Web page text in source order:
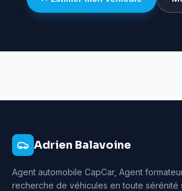
Adrien Balavoine
Agent automobile CapCar, Agent
recherche de véhicules en toute sérénité